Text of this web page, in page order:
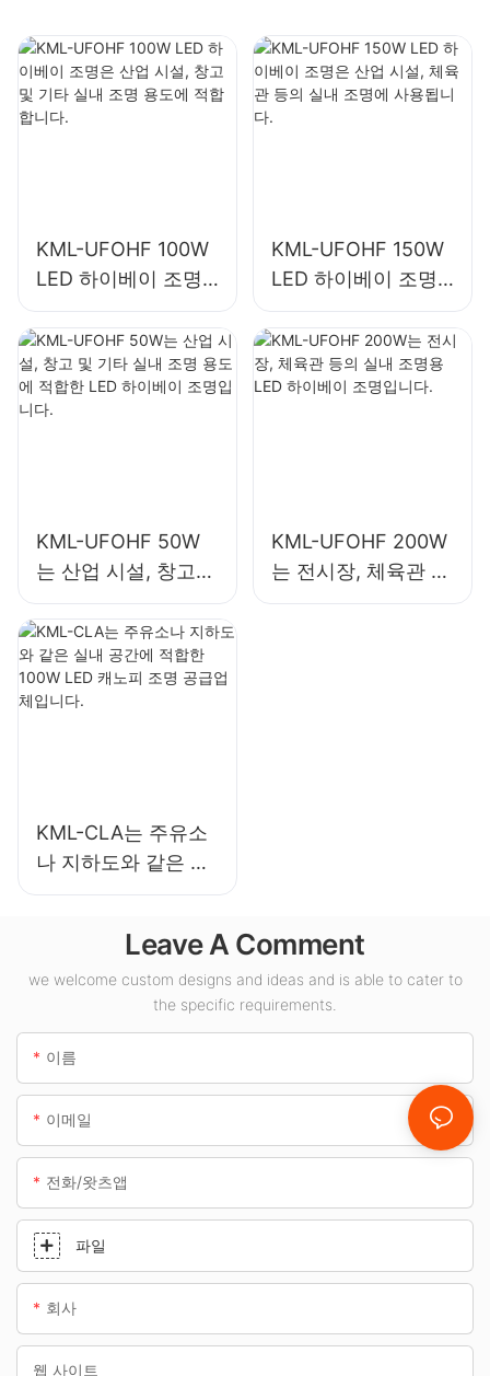
KML-UFOHF 100W
LED 하이베이 조명
은 산업 시설, 창고
및 기타 실내 조명 용
도에 적합합니다.
KML-UFOHF 150W
LED 하이베이 조명
은 산업 시설, 체육관
등의 실내 조명에 사
용됩니다.
KML-UFOHF 50W
는 산업 시설, 창고
및 기타 실내 조명 용
도에 적합한 LED 하
이베이 조명입니다.
KML-UFOHF 200W
는 전시장, 체육관 등
의 실내 조명용 LED
KML-CLA는 주유소
나 지하도와 같은 실
내 공간에 적합한
조명 공급업체입니
다.
Leave A Comment
we welcome custom designs and ideas and is able to cater to
the specific requirements.
이름
이메일
전화/왓츠앱
파일
회사
웹 사이트